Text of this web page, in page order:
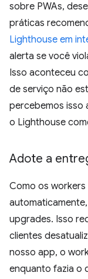
sobre PWAs,
práticas
Lighthouse em
alerta se você
Isso aconteceu
de serviço não
percebemos isso
o Lighthouse
Adote a
Como os
upgrades. Isso
clientes
nosso app, o
enquanto fazia o